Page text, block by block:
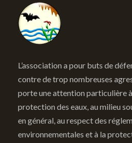
L’association a pour buts de
contre de trop nombreuses
porte une attention particulière
protection des eaux, au milieu
en général, au respect des
environnementales et à la